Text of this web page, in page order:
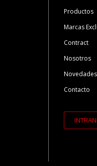
Productos
Marcas
Contract
Nosotros
Novedades
Contacto